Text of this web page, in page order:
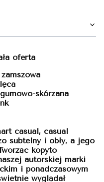
oferta
skórzana
casual, casual
subtelny i obły, a jego
kopyto
autorskiej marki
i ponadczasowym
wyglądał